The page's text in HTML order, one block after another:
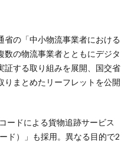
の「中小物流事業者における
の物流事業者とともにデジタ
証する取り組みを展開、国交省
りまとめたリーフレットを公開
ードによる貨物追跡サービス
ド）」も採用。異なる目的で2